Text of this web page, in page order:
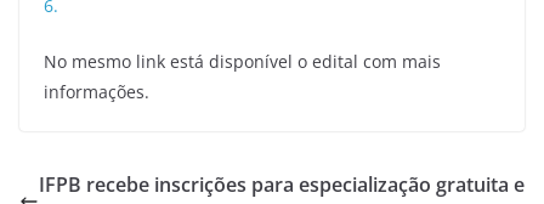
6.
No mesmo link está disponível o edital com mais
informações.
IFPB recebe inscrições para especialização gratuita e